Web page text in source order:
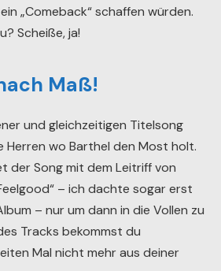
„Comeback“ schaffen würden.
Scheiße, ja!
Maß!
und gleichzeitigen Titelsong
Herren wo Barthel den Most holt.
der Song mit dem Leitriff von
Feelgood“ – ich dachte sogar erst
– nur um dann in die Vollen zu
Tracks bekommst du
Mal nicht mehr aus deiner